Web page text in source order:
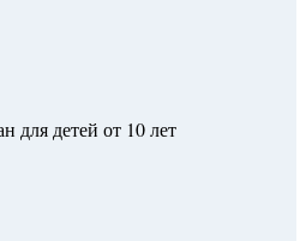
для детей от 10 лет